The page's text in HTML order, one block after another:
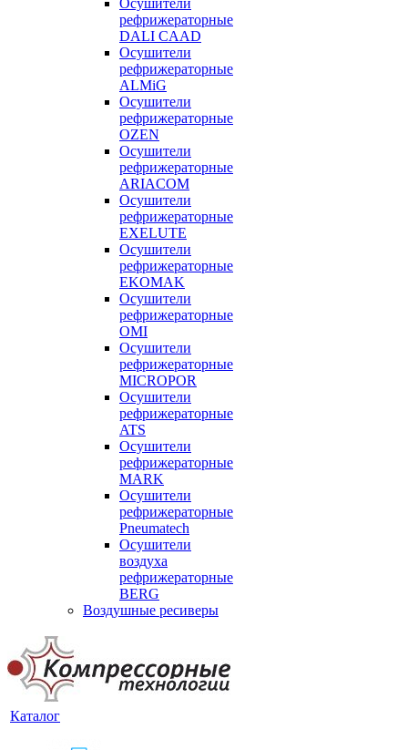
Осушители
рефрижераторные
DALI CAAD
Осушители
рефрижераторные
ALMiG
Осушители
рефрижераторные
OZEN
Осушители
рефрижераторные
ARIACOM
Осушители
рефрижераторные
EXELUTE
Осушители
рефрижераторные
EKOMAK
Осушители
рефрижераторные
OMI
Осушители
рефрижераторные
MICROPOR
Осушители
рефрижераторные
ATS
Осушители
рефрижераторные
MARK
Осушители
рефрижераторные
Pneumatech
Осушители
воздуха
рефрижераторные
BERG
Воздушные ресиверы
Каталог